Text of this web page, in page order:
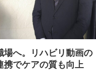
場へ。リハビリ動画の
携でケアの質も向上